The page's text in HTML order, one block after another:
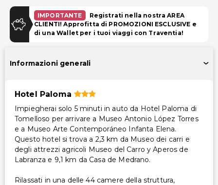
Strutture
TV nelle aree comuni
Cassetta di sicurezza in reception
Servizio di lavanderia/lavaggio a secco
IMPORTANTE
Registrati nella nostra AREA
CLIENTI! Approfitta di PROMOZIONI ESCLUSIVE e
di una Wallet per i tuoi viaggi con Traventia!
Informazioni generali
Hotel Paloma
Impiegherai solo 5 minuti in auto da Hotel Paloma di
Tomelloso per arrivare a Museo Antonio López Torres
e a Museo Arte Contemporáneo Infanta Elena.
Questo hotel si trova a 2,3 km da Museo dei carri e
degli attrezzi agricoli Museo del Carro y Aperos de
Labranza e 9,1 km da Casa de Medrano.
Rilassati in una delle 44 camere della struttura,